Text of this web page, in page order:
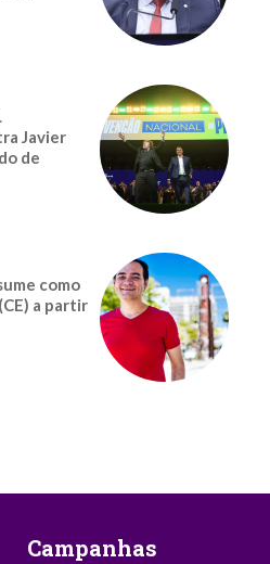
Javier
de
como
a partir
Campanhas